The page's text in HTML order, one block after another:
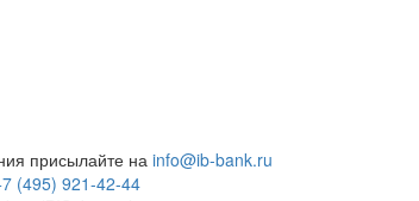
присылайте наinfo@ib-bank.ru
(495) 921-42-44